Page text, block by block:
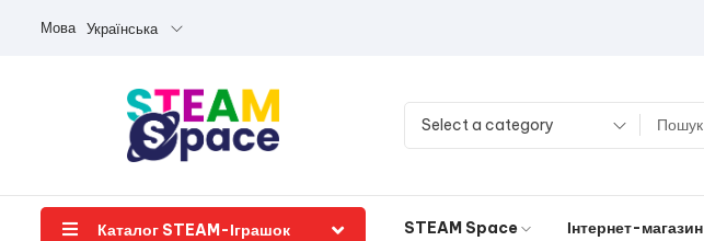
Мова Українська
Select a category
Каталог STEAM-Іграшок STEAM Space Інтернет-магазин